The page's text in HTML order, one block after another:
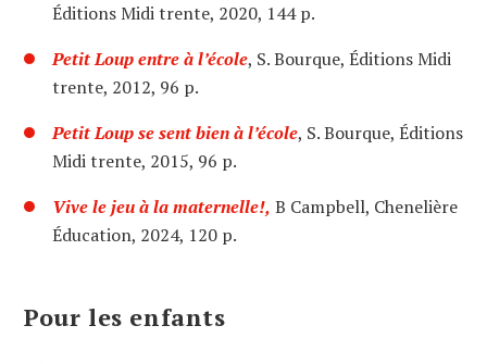
Éditions Midi trente, 2020, 144 p.
Petit Loup entre à l’école, S. Bourque, Éditions Midi
trente, 2012, 96 p.
Petit Loup se sent bien à l’école, S. Bourque, Éditions
Midi trente, 2015, 96 p.
Vive le jeu à la maternelle!, B Campbell, Chenelière
Éducation, 2024, 120 p.
Pour les enfants